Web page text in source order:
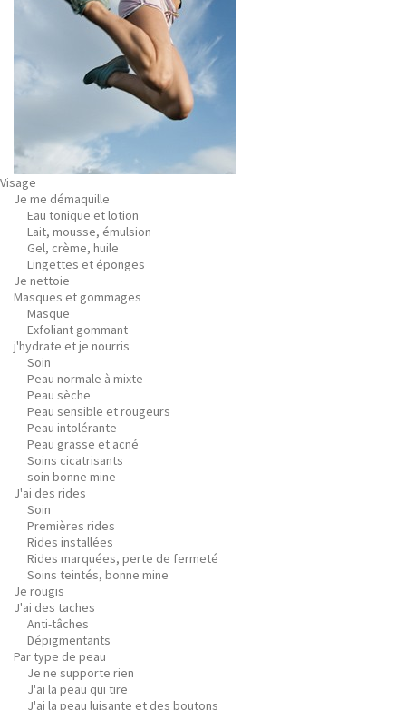
Visage
Je me démaquille
Eau tonique et lotion
Lait, mousse, émulsion
Gel, crème, huile
Lingettes et éponges
Je nettoie
Masques et gommages
Masque
Exfoliant gommant
j'hydrate et je nourris
Soin
Peau normale à mixte
Peau sèche
Peau sensible et rougeurs
Peau intolérante
Peau grasse et acné
Soins cicatrisants
soin bonne mine
J'ai des rides
Soin
Premières rides
Rides installées
Rides marquées, perte de fermeté
Soins teintés, bonne mine
Je rougis
J'ai des taches
Anti-tâches
Dépigmentants
Par type de peau
Je ne supporte rien
J'ai la peau qui tire
J'ai la peau luisante et des boutons